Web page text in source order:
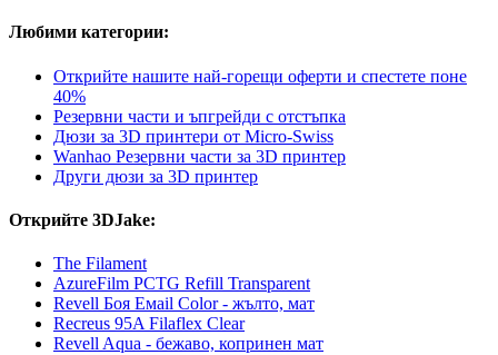
Любими категории:
Открийте нашите най-горещи оферти и спестете поне
40%
Резервни части и ъпгрейди с отстъпка
Дюзи за 3D принтери от Micro-Swiss
Wanhao Резервни части за 3D принтер
Други дюзи за 3D принтер
Открийте 3DJake:
The Filament
AzureFilm PCTG Refill Transparent
Revell Боя Емаil Color - жълто, мат
Recreus 95A Filaflex Clear
Revell Aqua - бежаво, копринен мат